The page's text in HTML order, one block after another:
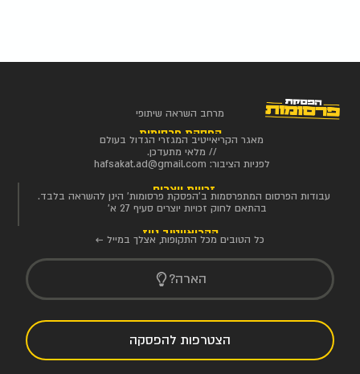
מרחב השראה שיתופי
הפסקת פרסומות
מאגר הקריאייטיב המגזרי הגדול בעולם
// מלאי מתעדכן.
לפניות הציבור: hafsakat.ad@gmail.com
זכויות יוצרים
עבודות הפרסום המתפרסמות ב'הפסקת פרסומות' הינן להשראה בלבד.
בהתאם לחוק זכויות יוצרים סעיף 27 א'
הקריאייטיב ניוז
כל הטובים מכל התקופות, אצלך במייל ←
הארה?
הצטרפות להפסקה